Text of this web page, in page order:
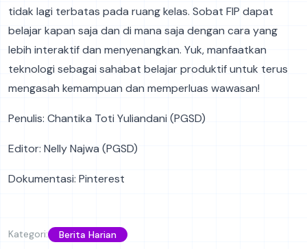
tidak lagi terbatas pada ruang kelas. Sobat FIP dapat
belajar kapan saja dan di mana saja dengan cara yang
lebih interaktif dan menyenangkan. Yuk, manfaatkan
teknologi sebagai sahabat belajar produktif untuk terus
mengasah kemampuan dan memperluas wawasan!
Penulis: Chantika Toti Yuliandani (PGSD)
Editor: Nelly Najwa (PGSD)
Dokumentasi: Pinterest
Kategori: Berita Harian